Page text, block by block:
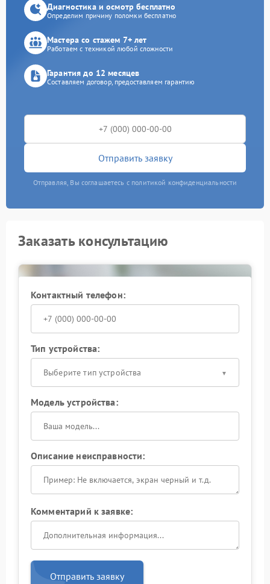
Диагностика и осмотр бесплатно
Определим причину поломки бесплатно
Мастера со стажем 7+ лет
Работаем с техникой любой сложности
Гарантия до 12 месяцев
Составляем договор, предоставляем гарантию
Отправить заявку
Отправляя, Вы соглашаетесь с политикой конфиденциальности
Заказать консультацию
Контактный телефон:
Тип устройства:
Выберите тип устройства
Модель устройства:
Описание неисправности:
Комментарий к заявке:
Отправить заявку